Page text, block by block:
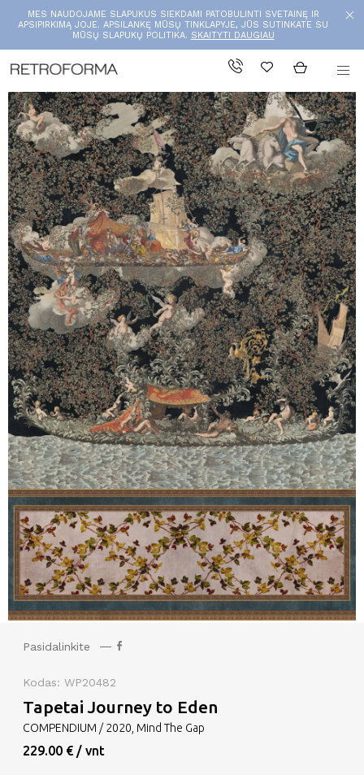
MES NAUDOJAME SLAPUKUS SIEKDAMI PATOBULINTI SVETAINĘ IR
APSIPIRKIMĄ JOJE. APSILANKĘ MŪSŲ TINKLAPYJE, JŪS SUTINKATE SU
MŪSŲ SLAPUKŲ POLITIKA. SKAITYTI DAUGIAU
Pasidalinkite
Kodas: WP20482
Tapetai Journey to Eden
COMPENDIUM / 2020, Mind The Gap
229.00 € / vnt